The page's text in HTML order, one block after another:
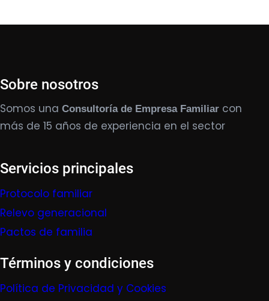
Sobre nosotros
Somos una Consultoría de Empresa Familiar con
más de 15 años de experiencia en el sector
Servicios principales
Protocolo familiar
Relevo generacional
Pactos de familia
Términos y condiciones
Política de Privacidad y Cookies